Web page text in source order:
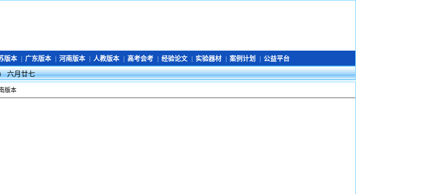
版本 广东版本 河南版本 人教版本 高考会考 经验论文 实验器材 案例计划 公益平台
六月廿七
版本